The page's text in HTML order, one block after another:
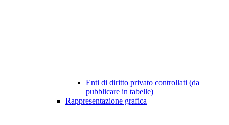
Enti di diritto privato controllati (da
pubblicare in tabelle)
Rappresentazione grafica